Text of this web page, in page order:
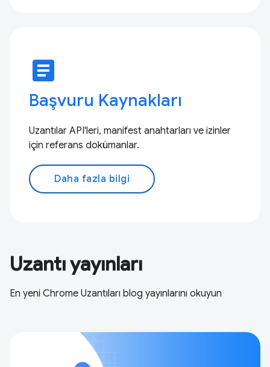
article
Başvuru Kaynakları
Uzantılar API'leri, manifest anahtarları ve izinler
için referans dokümanlar.
Daha fazla bilgi
Uzantı yayınları
En yeni Chrome Uzantıları blog yayınlarını okuyun